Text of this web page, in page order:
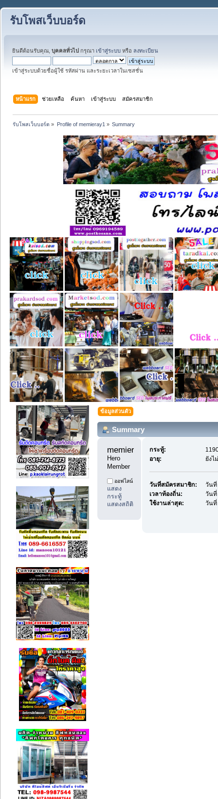
รับโพสเว็บบอร์ด
ยินดีต้อนรับคุณ, บุคคลทั่วไป กรุณา เข้าสู่ระบบ หรือ ลงทะเบียน
เข้าสู่ระบบด้วยชื่อผู้ใช้ รหัสผ่าน และระยะเวลาในเซสชั่น
หน้าแรก ช่วยเหลือ ค้นหา เข้าสู่ระบบ สมัครสมาชิก
รับโพสเว็บบอร์ด » Profile of memieray1 » Summary
ข้อมูลส่วนตัว
Summary
memieray1
Hero
Member
ออฟไลน์
แสดง
กระทู้
แสดงสถิติ
กระทู้:
อายุ:
ยังไ
วันที่สมัครสมาชิก:
วันที่
เวลาท้องถิ่น:
วันที่
ใช้งานล่าสุด:
วันที่